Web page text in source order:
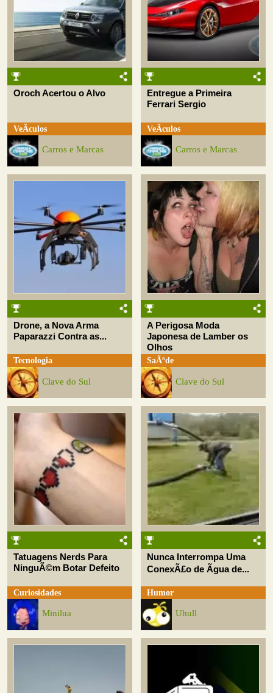
Oroch Acertou o Alvo
VeÃ­culos
Carros e Marcas
Entregue a Primeira
Ferrari Sergio
VeÃ­culos
Carros e Marcas
Drone, a Nova Arma
Paparazzi Contra as...
Tecnologia
Clave do Sul
A Perigosa Moda
Japonesa de Lamber os
Olhos
SaÃºde
Clave do Sul
Tatuagens Nerds Para
NinguÃ©m Botar Defeito
Curiosidades
Minilua
Nunca Interrompa Uma
ConexÃ£o de Ãgua de...
Humor
Uhull